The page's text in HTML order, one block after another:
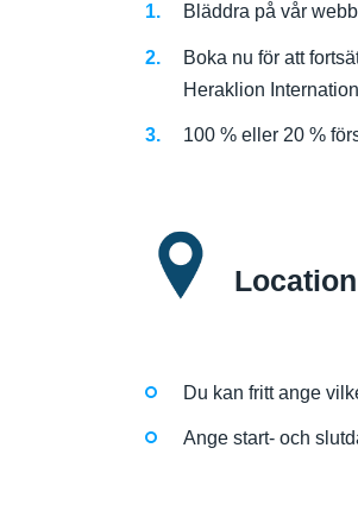
Bläddra på vår
Boka nu för att
Heraklion
100 % eller 20 %
Location
Du kan fritt ange
Ange start- och